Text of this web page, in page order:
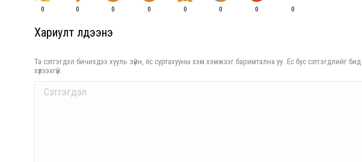
0 0 0 0 0 0 0 0
Хариулт үлдээнэ үү
Та сэтгэгдэл бичихдээ хууль зүйн, ёс суртахууны хэм хэмжээг баримтална уу. Ёс бус сэтгэгдлийг
хүлээхгүй.
Comment